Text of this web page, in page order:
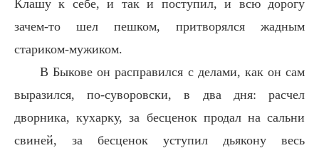
Клашу к себе, и так и поступил, и всю дорогу
зачем-то шел пешком, притворялся жадным
стариком-мужиком.
В Быкове он расправился с делами, как он сам
выразился, по-суворовски, в два дня: расчел
дворника, кухарку, за бесценок продал на сальни
свиней, за бесценок уступил дьякону весь